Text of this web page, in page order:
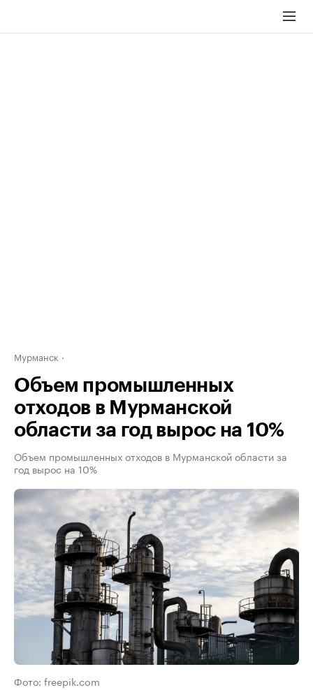
Мурманск
Объем промышленных
отходов в Мурманской
области за год вырос на 10%
Объем промышленных отходов в Мурманской области за
год вырос на 10%
Фото: freepik.com